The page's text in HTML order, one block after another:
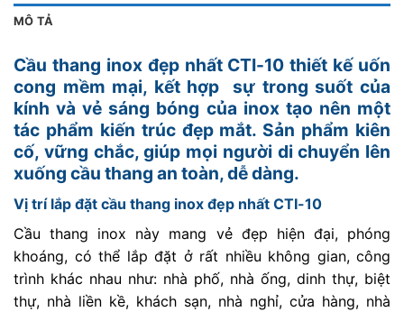
MÔ TẢ
Cầu thang inox đẹp nhất CTI-10 thiết kế uốn
cong mềm mại, kết hợp sự trong suốt của
kính và vẻ sáng bóng của inox tạo nên một
tác phẩm kiến trúc đẹp mắt. Sản phẩm kiên
cố, vững chắc, giúp mọi người di chuyển lên
xuống cầu thang an toàn, dễ dàng.
Vị trí lắp đặt cầu thang inox đẹp nhất CTI-10
Cầu thang inox này mang vẻ đẹp hiện đại, phóng
khoáng, có thể lắp đặt ở rất nhiều không gian, công
trình khác nhau như: nhà phố, nhà ống, dinh thự, biệt
thự, nhà liền kề, khách sạn, nhà nghỉ, cửa hàng, nhà